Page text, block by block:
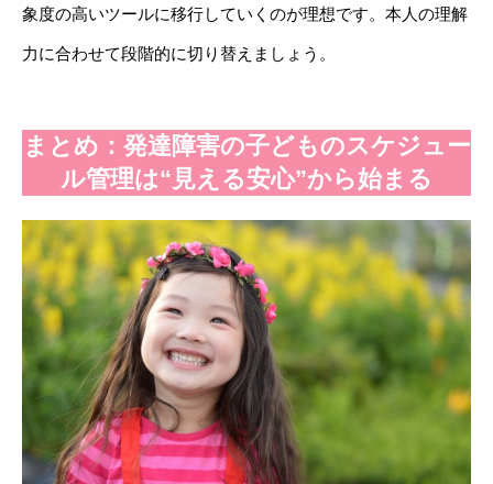
象度の高いツールに移行していくのが理想です。本人の理解
力に合わせて段階的に切り替えましょう。
まとめ：発達障害の子どものスケジュー
ル管理は“見える安心”から始まる